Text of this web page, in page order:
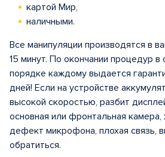
картой Мир,
наличными.
Все манипуляции производятся в
15 минут. По окончании процедур в
порядке каждому выдается
дней! Если на устройстве
высокой скоростью, разбит
основная или фронтальная камера,
дефект микрофона, плохая связь,
обратиться.